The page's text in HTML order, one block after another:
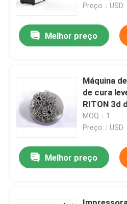
Preço：USD
Melhor preço
Máquina
de cura
RITON 3d
impressora
MOQ：1
Preço：USD
Melhor preço